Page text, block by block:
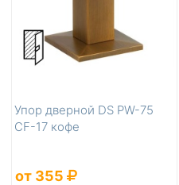
Упор дверной DS PW-75
CF-17 кофе
от 355